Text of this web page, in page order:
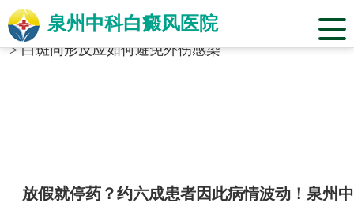
泉州中科白癜风医院
当前位置：福建省泉州市中科白癜风医院
标签合辑
>白斑同形反应如何避免外伤感染
放假就停药？约六成患者因此病情波动！泉州